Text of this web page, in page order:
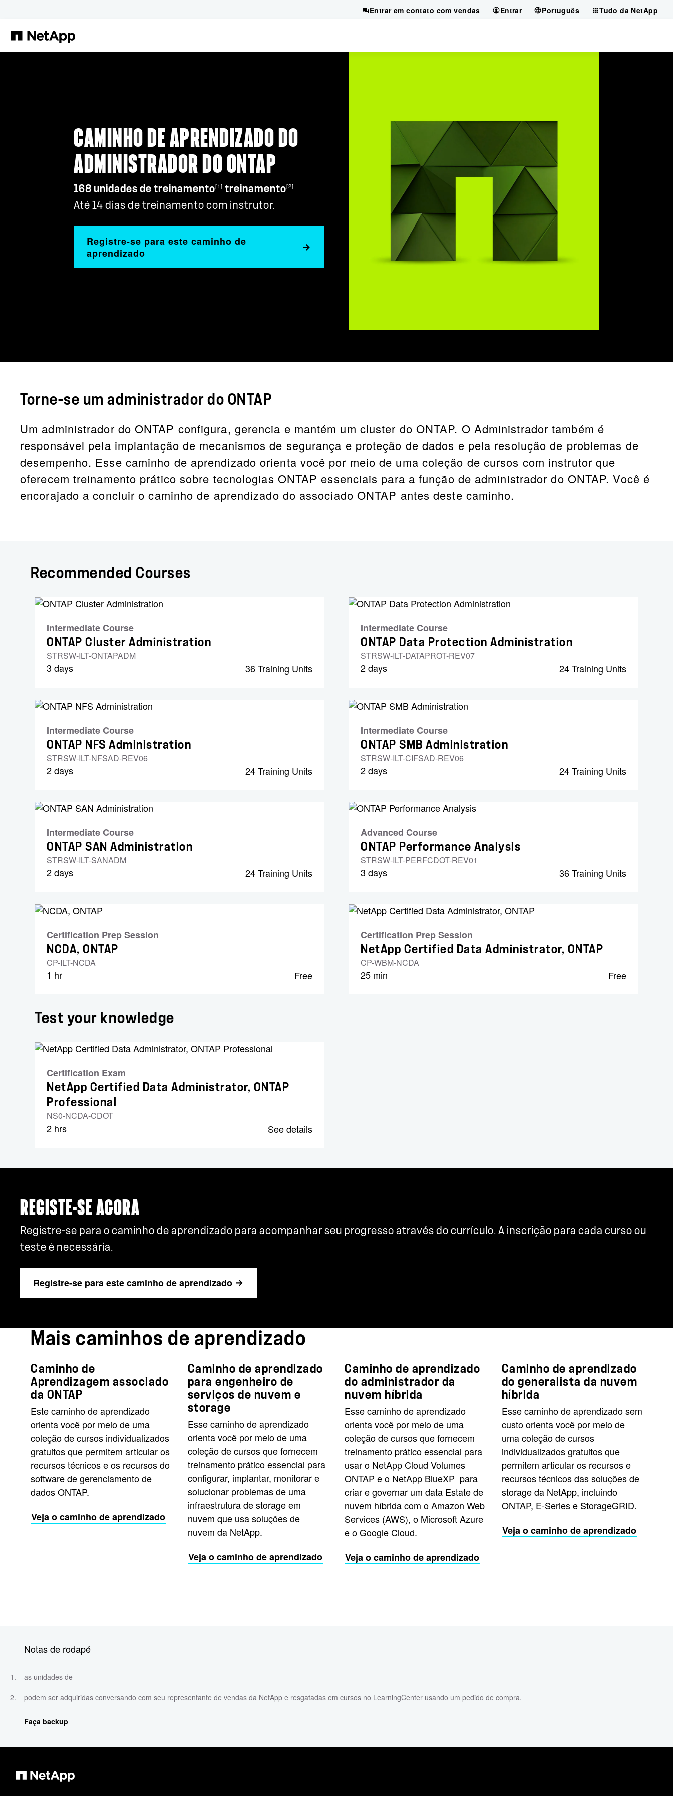
Entrar em contato com vendas Entrar Português Tudo da NetApp
CAMINHO DE APRENDIZADO DO
ADMINISTRADOR DO ONTAP
168 unidades de treinamento[1] treinamento[2]
Até 14 dias de treinamento com instrutor.
Registre-se para este caminho de
aprendizado
Torne-se um administrador do ONTAP
Um administrador do ONTAP configura, gerencia e mantém um cluster do ONTAP. O Administrador também é
responsável pela implantação de mecanismos de segurança e proteção de dados e pela resolução de problemas de
desempenho. Esse caminho de aprendizado orienta você por meio de uma coleção de cursos com instrutor que
oferecem treinamento prático sobre tecnologias ONTAP essenciais para a função de administrador do ONTAP. Você é
encorajado a concluir o caminho de aprendizado do associado ONTAP antes deste caminho.
Recommended Courses
Intermediate Course
ONTAP Cluster Administration
STRSW-ILT-ONTAPADM
3 days 36 Training Units
Intermediate Course
ONTAP Data Protection Administration
STRSW-ILT-DATAPROT-REV07
2 days 24 Training Units
Intermediate Course
ONTAP NFS Administration
STRSW-ILT-NFSAD-REV06
2 days 24 Training Units
Intermediate Course
ONTAP SMB Administration
STRSW-ILT-CIFSAD-REV06
2 days 24 Training Units
Intermediate Course
ONTAP SAN Administration
STRSW-ILT-SANADM
2 days 24 Training Units
Advanced Course
ONTAP Performance Analysis
STRSW-ILT-PERFCDOT-REV01
3 days 36 Training Units
Certification Prep Session
NCDA, ONTAP
CP-ILT-NCDA
1 hr Free
Certification Prep Session
NetApp Certified Data Administrator, ONTAP
CP-WBM-NCDA
25 min Free
Test your knowledge
Certification Exam
NetApp Certified Data Administrator, ONTAP
Professional
NS0-NCDA-CDOT
2 hrs See details
REGISTE-SE AGORA
Registre-se para o caminho de aprendizado para acompanhar seu progresso através do currículo. A inscrição para cada curso ou
teste é necessária.
Registre-se para este caminho de aprendizado
Mais caminhos de aprendizado
Caminho de
Aprendizagem associado
da ONTAP
Este caminho de aprendizado
orienta você por meio de uma
coleção de cursos individualizados
gratuitos que permitem articular os
recursos técnicos e os recursos do
software de gerenciamento de
dados ONTAP.
Veja o caminho de aprendizado
Caminho de aprendizado
para engenheiro de
serviços de nuvem e
storage
Esse caminho de aprendizado
orienta você por meio de uma
coleção de cursos que fornecem
treinamento prático essencial para
configurar, implantar, monitorar e
solucionar problemas de uma
infraestrutura de storage em
nuvem que usa soluções de
nuvem da NetApp.
Veja o caminho de aprendizado
Caminho de aprendizado
do administrador da
nuvem híbrida
Esse caminho de aprendizado
orienta você por meio de uma
coleção de cursos que fornecem
treinamento prático essencial para
usar o NetApp Cloud Volumes
ONTAP e o NetApp BlueXP para
criar e governar um data Estate de
nuvem híbrida com o Amazon Web
Services (AWS), o Microsoft Azure
e o Google Cloud.
Veja o caminho de aprendizado
Caminho de aprendizado
do generalista da nuvem
híbrida
Esse caminho de aprendizado sem
custo orienta você por meio de
uma coleção de cursos
individualizados gratuitos que
permitem articular os recursos e
recursos técnicos das soluções de
storage da NetApp, incluindo
ONTAP, E-Series e StorageGRID.
Veja o caminho de aprendizado
Notas de rodapé
as unidades de
podem ser adquiridas conversando com seu representante de vendas da NetApp e resgatadas em cursos no LearningCenter usando um pedido de compra.
Faça backup